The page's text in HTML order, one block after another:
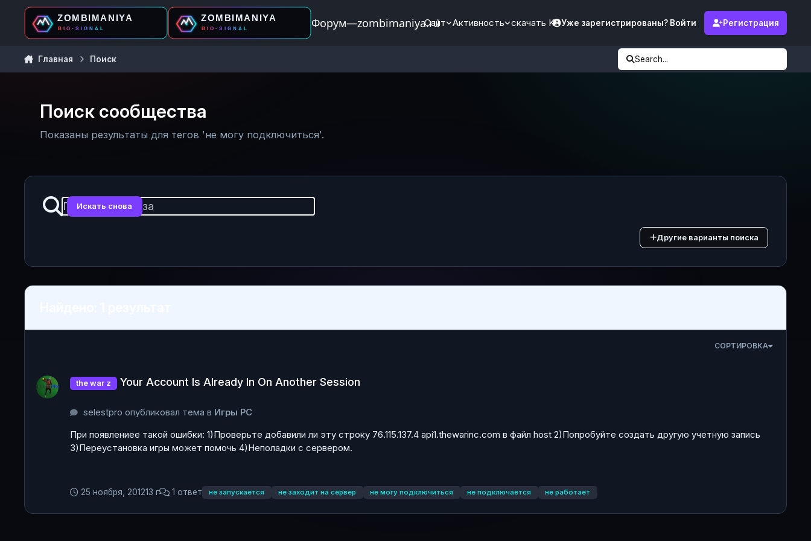
Перейти к содержанию
Форум—zombimaniya.ru
Сайт Активность скачать KFУже зарегистрированы? Войти Регистрация
Главная Поиск Search...
Поиск сообщества
Показаны результаты для тегов 'не могу подключиться'.
Искать снова
Другие варианты поиска
СОРТИРОВКА
the war z Your Account Is Already In On Another Session
selestpro опубликовал тема в Игры PC
При появлениее такой ошибки: 1)Проверьте добавили ли эту строку 76.115.137.4 api1.thewarinc.com в файл host 2)Попробуйте создать другую учетную запись
3)Переустановка игры может помочь 4)Неполадки с сервером.
25 ноября, 201213 г 1 ответ не запускается не заходит на сервер не могу подключиться не подключается не работает